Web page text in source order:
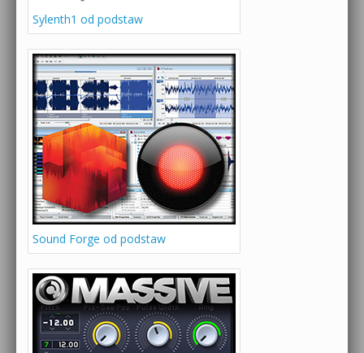
Sylenth1 od podstaw
Sound Forge od podstaw